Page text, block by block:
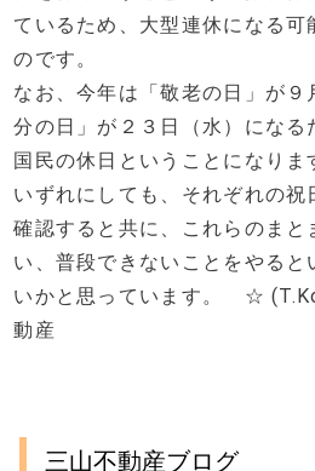
ているため、大型連休になる可
のです。
なお、今年は「敬老の日」が９
分の日」が２３日（水）になる
国民の休日ということになりま
いずれにしても、それぞれの祝
確認すると共に、これらのまと
い、普段できないことをやると
いかと思っています。 ☆
動産
三山不動産ブログ